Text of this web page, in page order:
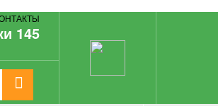
145